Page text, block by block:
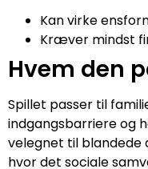
Kan virke
Kræver mindst
Hvem den
Spillet passer til
indgangsbarriere og
velegnet til blandede
hvor det sociale